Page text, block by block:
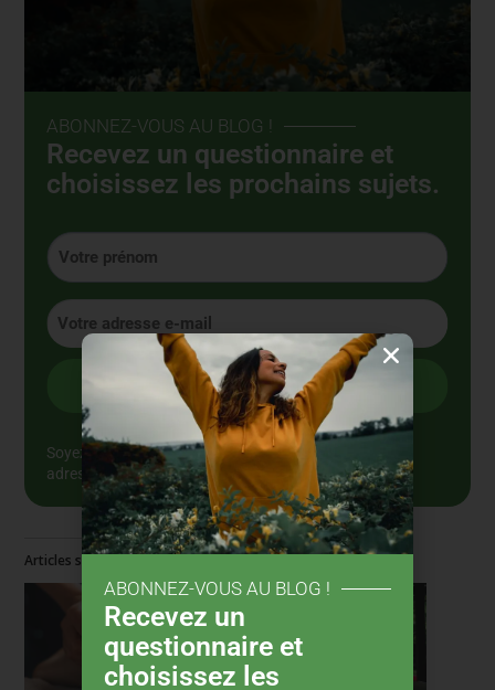
ABONNEZ-VOUS AU BLOG !
Recevez un questionnaire et
choisissez les prochains sujets.
Soyez rassuré, votre vie privée est précieuse
adresse e-mail restera confidentielle.
Articles similaires
ABONNEZ-VOUS AU BLOG !
Recevez un
questionnaire et
choisissez les